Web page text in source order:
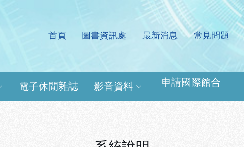
源查詢系統
首頁 圖書資訊處 最新消息 常見問題
電子休閒雜誌 影音資料 申請國際館合